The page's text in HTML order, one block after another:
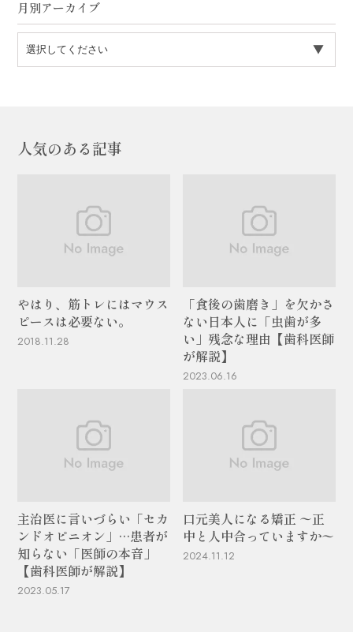
月別アーカイブ
人気のある記事
やはり、筋トレにはマウス
ピースは必要ない。
2018.11.28
「食後の歯磨き」を欠かさ
ない日本人に「虫歯が多
い」残念な理由【歯科医師
が解説】
2023.06.16
主治医に言いづらい「セカ
ンドオピニオン」…患者が
知らない「医師の本音」
【歯科医師が解説】
2023.05.17
口元美人になる矯正 〜正
中と人中合っていますか〜
2024.11.12